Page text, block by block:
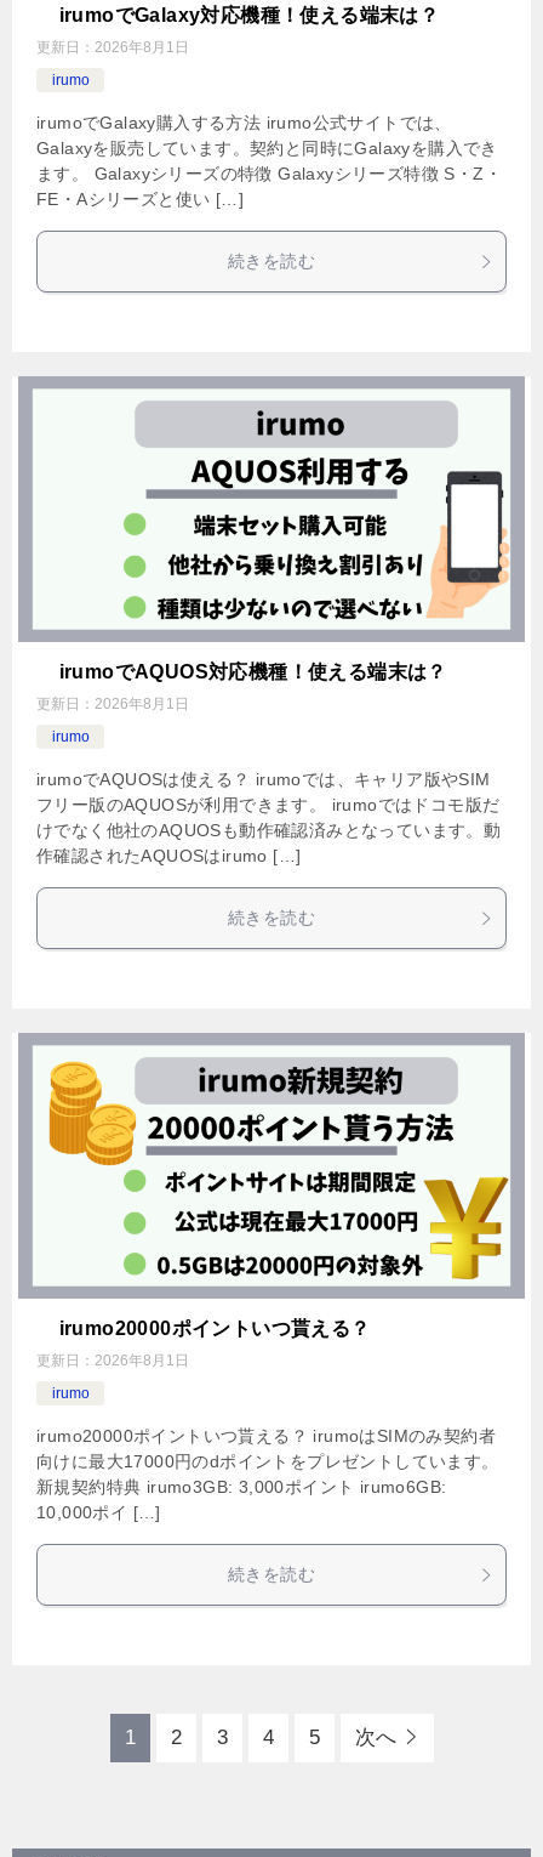
irumoでGalaxy対応機種！使える端末は？
更新日： 2026年8月1日
irumo
irumoでGalaxy購入する方法 irumo公式サイトでは、
Galaxyを販売しています。契約と同時にGalaxyを購入でき
ます。 Galaxyシリーズの特徴 Galaxyシリーズ特徴 S・Z・
FE・Aシリーズと使い […]
続きを読む
irumoでAQUOS対応機種！使える端末は？
更新日： 2026年8月1日
irumo
irumoでAQUOSは使える？ irumoでは、キャリア版やSIM
フリー版のAQUOSが利用できます。 irumoではドコモ版だ
けでなく他社のAQUOSも動作確認済みとなっています。動
作確認されたAQUOSはirumo […]
続きを読む
irumo20000ポイントいつ貰える？
更新日： 2026年8月1日
irumo
irumo20000ポイントいつ貰える？ irumoはSIMのみ契約者
向けに最大17000円のdポイントをプレゼントしています。
新規契約特典 irumo3GB: 3,000ポイント irumo6GB:
10,000ポイ […]
続きを読む
1 2 3 4 5 次へ